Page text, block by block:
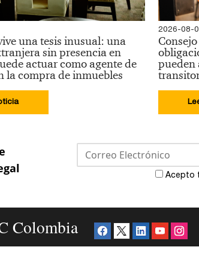
una tesis inusual: una
sin presencia en
actuar como agente de
la compra de inmuebles
2026-08-
pueden
Acepto
Colombia